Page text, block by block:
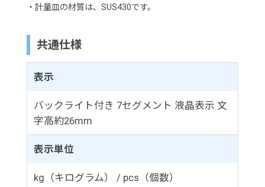
・計量皿の材質は、SUS430です。
共通仕様
表示
バックライト付き 7セグメント 液晶表示 文
字高約26mm
表示単位
kg（キログラム） / pcs（個数）